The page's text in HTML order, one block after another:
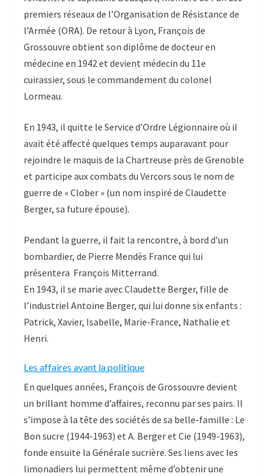
premiers réseaux de l’Organisation de Résistance de
l’Armée (ORA). De retour à Lyon, François de
Grossouvre obtient son diplôme de docteur en
médecine en 1942 et devient médecin du 11e
cuirassier, sous le commandement du colonel
Lormeau.
En 1943, il quitte le Service d’Ordre Légionnaire où il
avait été affecté quelques temps auparavant pour
rejoindre le maquis de la Chartreuse près de Grenoble
et participe aux combats du Vercors sous le nom de
guerre de « Clober » (un nom inspiré de Claudette
Berger, sa future épouse).
Pendant la guerre, il fait la rencontre, à bord d’un
bombardier, de Pierre Mendès France qui lui
présentera François Mitterrand.
En 1943, il se marie avec Claudette Berger, fille de
l’industriel Antoine Berger, qui lui donne six enfants :
Patrick, Xavier, Isabelle, Marie-France, Nathalie et
Henri.
Les affaires avant la politique
En quelques années, François de Grossouvre devient
un brillant homme d’affaires, reconnu par ses pairs. Il
s’impose à la tête des sociétés de sa belle-famille : Le
Bon sucre (1944-1963) et A. Berger et Cie (1949-1963),
fonde ensuite la Générale sucrière. Ses liens avec les
limonadiers lui permettent même d’obtenir une